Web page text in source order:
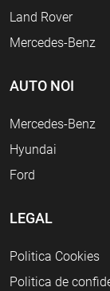
Land Rover
Mercedes-Benz
AUTO NOI
Mercedes-Benz
Hyundai
Ford
LEGAL
Politica Cookies
Politica de